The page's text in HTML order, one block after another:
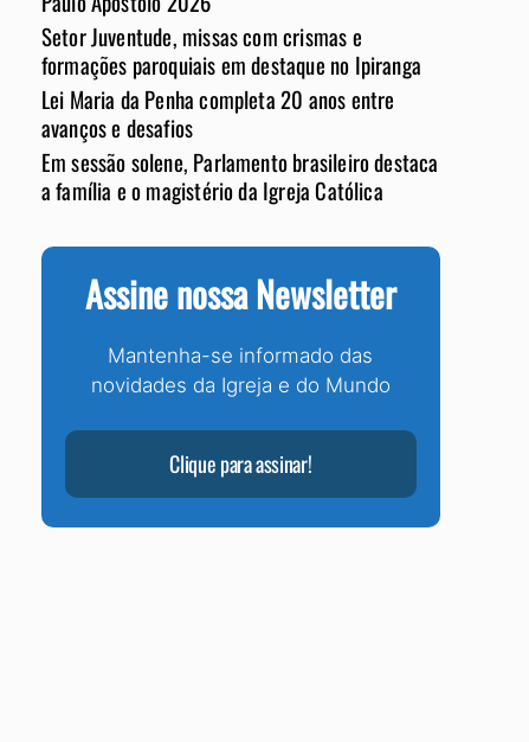
Setor Juventude, missas com crismas e
formações paroquiais em destaque no Ipiranga
Lei Maria da Penha completa 20 anos entre
avanços e desafios
Em sessão solene, Parlamento brasileiro destaca
a família e o magistério da Igreja Católica
Assine nossa Newsletter
Mantenha-se informado das
novidades da Igreja e do Mundo
Clique para assinar!